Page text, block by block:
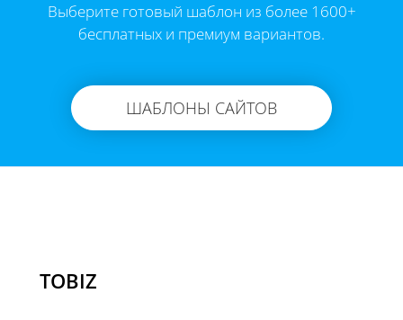
Выберите готовый шаблон из более 1600+
бесплатных и премиум вариантов.
ШАБЛОНЫ САЙТОВ
TOBIZ